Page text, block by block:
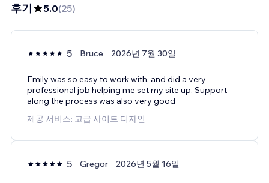
후기 5.0(25)
5 Bruce 2026년 7월 30일
Emily was so easy to work with, and did a very
professional job helping me set my site up. Support
along the process was also very good
제공 서비스: 고급 사이트 디자인
5 Gregor 2026년 5월 16일